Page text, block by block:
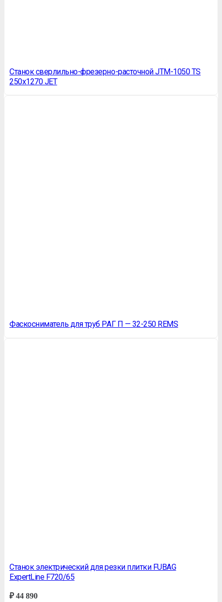
Станок сверлильно-фрезерно-расточной JTM-1050 TS
250х1270 JET
Фаскосниматель для труб РАГ П — 32-250 REMS
Станок электрический для резки плитки FUBAG
ExpertLine F720/65
₽44 890